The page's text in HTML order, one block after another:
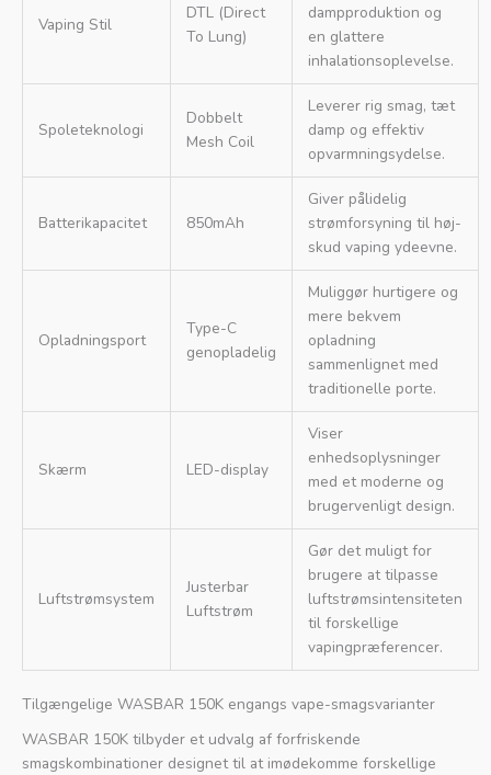
Vaping Stil
DTL (Direct
To Lung)
dampproduktion og
en glattere
inhalationsoplevelse.
Spoleteknologi
Dobbelt
Mesh Coil
Leverer rig smag, tæt
damp og effektiv
opvarmningsydelse.
Batterikapacitet 850mAh
Giver pålidelig
strømforsyning til høj-
skud vaping ydeevne.
Opladningsport
Type-C
genopladelig
Muliggør hurtigere og
mere bekvem
opladning
sammenlignet med
traditionelle porte.
Skærm LED-display
Viser
enhedsoplysninger
med et moderne og
brugervenligt design.
Luftstrømsystem
Justerbar
Luftstrøm
Gør det muligt for
brugere at tilpasse
luftstrømsintensiteten
til forskellige
vapingpræferencer.
Tilgængelige WASBAR 150K engangs vape-smagsvarianter
WASBAR 150K tilbyder et udvalg af forfriskende
smagskombinationer designet til at imødekomme forskellige